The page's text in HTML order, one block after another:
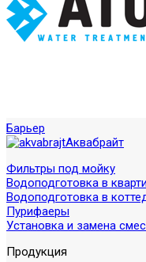
Барьер
Аквабрайт
Фильтры под мойку
Водоподготовка в
Водоподготовка в
Пурифаеры
Установка и замена
Продукция